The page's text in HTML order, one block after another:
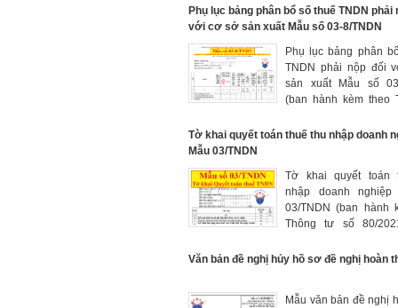
7 Điều 1 Thông tư 40/
BTC có hiệu lực
Phụ lục bảng phân bổ số thuế TNDN phải
với cơ sở sản xuất Mẫu số 03-8/TNDN
Phụ lục bảng phân
TNDN phải nộp đối
sản xuất Mẫu số
(ban hành kèm theo
29/9/2021 của Bộ Tài
Tờ khai quyết toán thuế thu nhập doanh
Mẫu 03/TNDN
Tờ khai quyết toán
nhập doanh
03/TNDN (ban hành
Thông tư số 80/
chính)
Văn bản đề nghị hủy hồ sơ đề nghị hoàn
Mẫu văn bản đề nghị